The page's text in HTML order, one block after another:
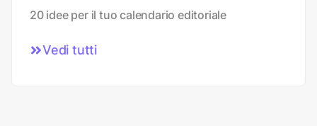
20 idee per il tuo calendario editoriale
Vedi tutti